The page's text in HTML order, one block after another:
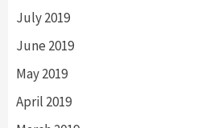
July 2019
June 2019
May 2019
April 2019